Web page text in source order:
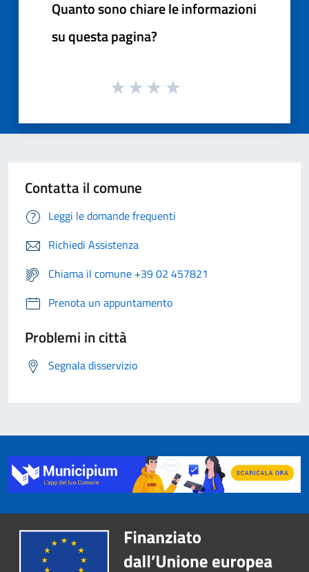
Quanto sono chiare le informazioni
su questa pagina?
Contatta il comune
Leggi le domande frequenti
Richiedi Assistenza
Chiama il comune +39 02 457821
Prenota un appuntamento
Problemi in città
Segnala disservizio